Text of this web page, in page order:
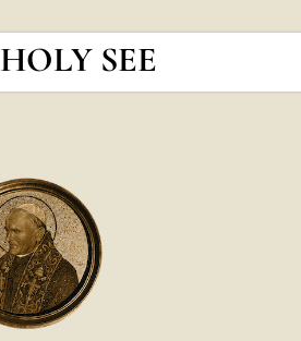
HOLY SEE